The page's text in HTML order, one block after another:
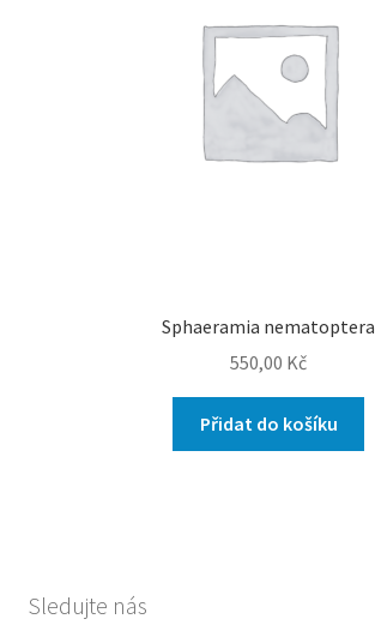
Sphaeramia nematoptera
550,00 Kč
Přidat do košíku
Sledujte nás